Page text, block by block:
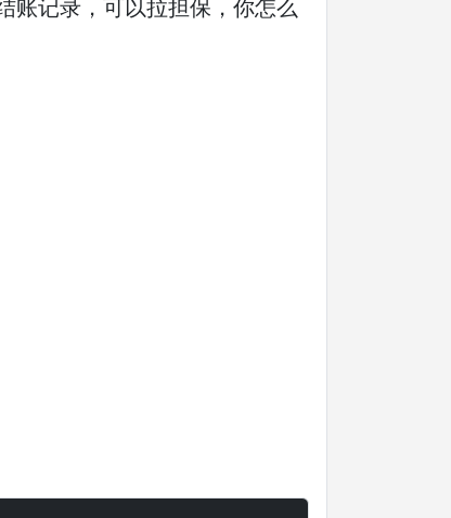
账记录，可以拉担保，你怎么